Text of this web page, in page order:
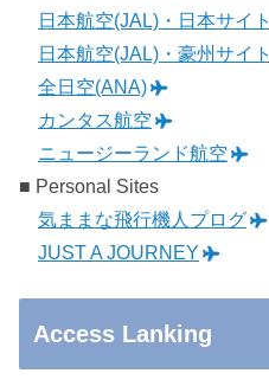
日本航空(JAL)・日本サイト
日本航空(JAL)・豪州サイト
全日空(ANA)
カンタス航空
ニュージーランド航空
■ Personal Sites
気ままな飛行機人プログ
JUST A JOURNEY
Access Lanking